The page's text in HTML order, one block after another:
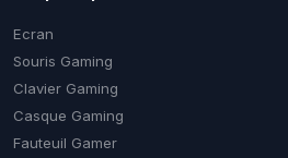
Ecran
Souris Gaming
Clavier Gaming
Casque Gaming
Fauteuil Gamer